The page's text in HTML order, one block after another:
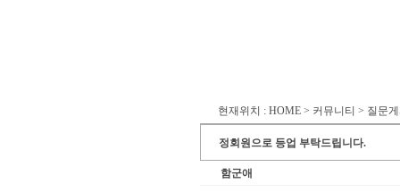
현재위치 : HOME > 커뮤니티 > 질문
정회원으로 등업 부탁드립니다.
함군애